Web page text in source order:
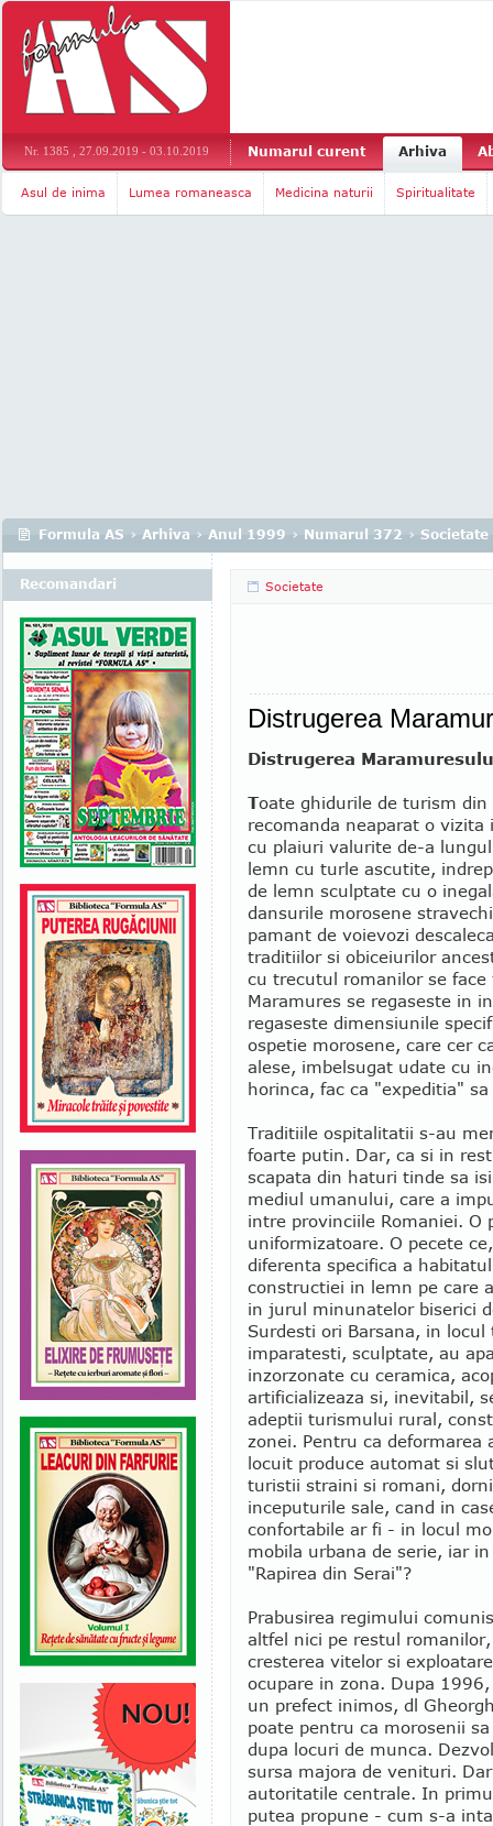
Nr. 1385 , 27.09.2019 - 03.10.2019 Numarul curent Arhiva
Asul de inima Lumea romaneasca Medicina naturii Spiritualitate
Formula AS › Arhiva › Anul 1999 › Numarul 372 › Societate
Societate
Distrugerea
Distrugerea
Toate ghidurile de turism
recomanda neaparat o
cu plaiuri valurite de-a
lemn cu turle ascutite,
de lemn sculptate cu o
dansurile morosene
pamant de voievozi
traditiilor si obiceiurilor
cu trecutul romanilor se face
Maramures se regaseste in
regaseste dimensiunile
ospetie morosene, care cer
alese, imbelsugat udate cu
horinca, fac ca "expeditia"
Traditiile ospitalitatii s-au
foarte putin. Dar, ca si in
scapata din haturi tinde sa
mediul umanului, care a
intre provinciile Romaniei. O
uniformizatoare. O pecete
diferenta specifica a
constructiei in lemn pe care
in jurul minunatelor biserici
Surdesti ori Barsana, in
imparatesti, sculptate, au
inzorzonate cu ceramica,
artificializeaza si, inevitabil,
adeptii turismului rural,
zonei. Pentru ca
locuit produce automat si
turistii straini si romani,
inceputurile sale, cand in
confortabile ar fi - in locul
mobila urbana de serie, iar
"Rapirea din Serai"?
Prabusirea regimului
altfel nici pe restul
cresterea vitelor si
ocupare in zona. Dupa
un prefect inimos, dl
poate pentru ca morosenii
dupa locuri de munca.
sursa majora de venituri.
autoritatile centrale. In
putea propune - cum s-a
Recomandari